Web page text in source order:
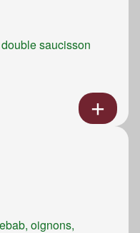
saucisson
oignons,